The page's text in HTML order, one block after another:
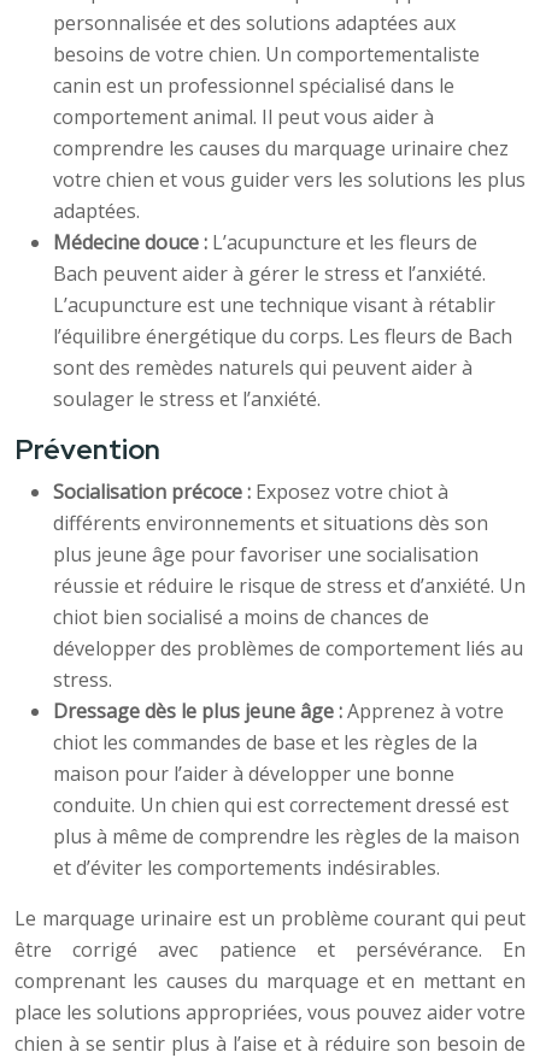
personnalisée et des solutions adaptées aux
besoins de votre chien. Un comportementaliste
canin est un professionnel spécialisé dans le
comportement animal. Il peut vous aider à
comprendre les causes du marquage urinaire chez
votre chien et vous guider vers les solutions les plus
adaptées.
Médecine douce : L’acupuncture et les fleurs de
Bach peuvent aider à gérer le stress et l’anxiété.
L’acupuncture est une technique visant à rétablir
l’équilibre énergétique du corps. Les fleurs de Bach
sont des remèdes naturels qui peuvent aider à
soulager le stress et l’anxiété.
Prévention
Socialisation précoce : Exposez votre chiot à
différents environnements et situations dès son
plus jeune âge pour favoriser une socialisation
réussie et réduire le risque de stress et d’anxiété. Un
chiot bien socialisé a moins de chances de
développer des problèmes de comportement liés au
stress.
Dressage dès le plus jeune âge :Apprenez à votre
chiot les commandes de base et les règles de la
maison pour l’aider à développer une bonne
conduite. Un chien qui est correctement dressé est
plus à même de comprendre les règles de la maison
et d’éviter les comportements indésirables.
Le marquage urinaire est un problème courant qui peut
être corrigé avec patience et persévérance. En
comprenant les causes du marquage et en mettant en
place les solutions appropriées, vous pouvez aider votre
chien à se sentir plus à l’aise et à réduire son besoin de